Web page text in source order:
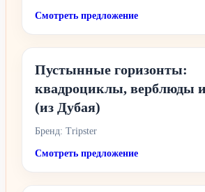
Смотреть предложение
Пустынные горизонты:
квадроциклы, верблюды
(из Дубая)
Бренд: Tripster
Смотреть предложение